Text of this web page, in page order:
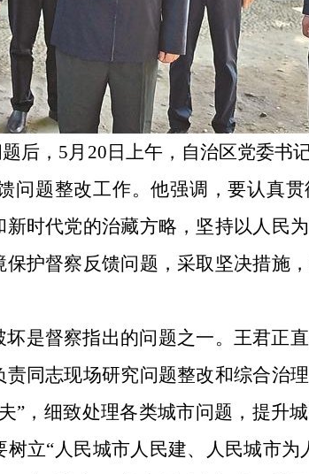
后，5月20日上午，自治区党委书
问题整改工作。他强调，要认真
时代党的治藏方略，坚持以人民
护督察反馈问题，采取坚决措施
是督察指出的问题之一。王君正
同志现场研究问题整改和综合治
”，细致处理各类城市问题，提升
立“人民城市人民建、人民城市为